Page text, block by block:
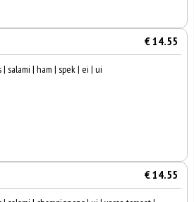
€ 14.55
| salami | ham | spek | ei | ui
€ 14.55